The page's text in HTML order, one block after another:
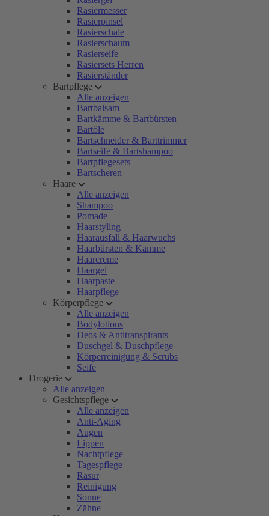
Rasiermesser
Rasierpinsel
Rasierschale
Rasierschaum
Rasierseife
Rasiersets Herren
Rasierständer
Bartpflege
Alle anzeigen
Bartbalsam
Bartkämme & Bartbürsten
Bartöle
Bartschneider & Barttrimmer
Bartseife & Bartshampoo
Bartpflegesets
Bartscheren
Haare
Alle anzeigen
Shampoo
Pomade
Haarstyling
Haarausfall & Haarwuchs
Haarbürsten & Kämme
Haarcreme
Haargel
Haarpaste
Haarpflege
Körperpflege
Alle anzeigen
Bodylotions
Deos & Antitranspirants
Duschgel & Duschpflege
Körperreinigung & Scrubs
Seife
Drogerie
Alle anzeigen
Gesichtspflege
Alle anzeigen
Anti-Aging
Augen
Lippen
Nachtpflege
Tagespflege
Rasur
Reinigung
Sonne
Zähne